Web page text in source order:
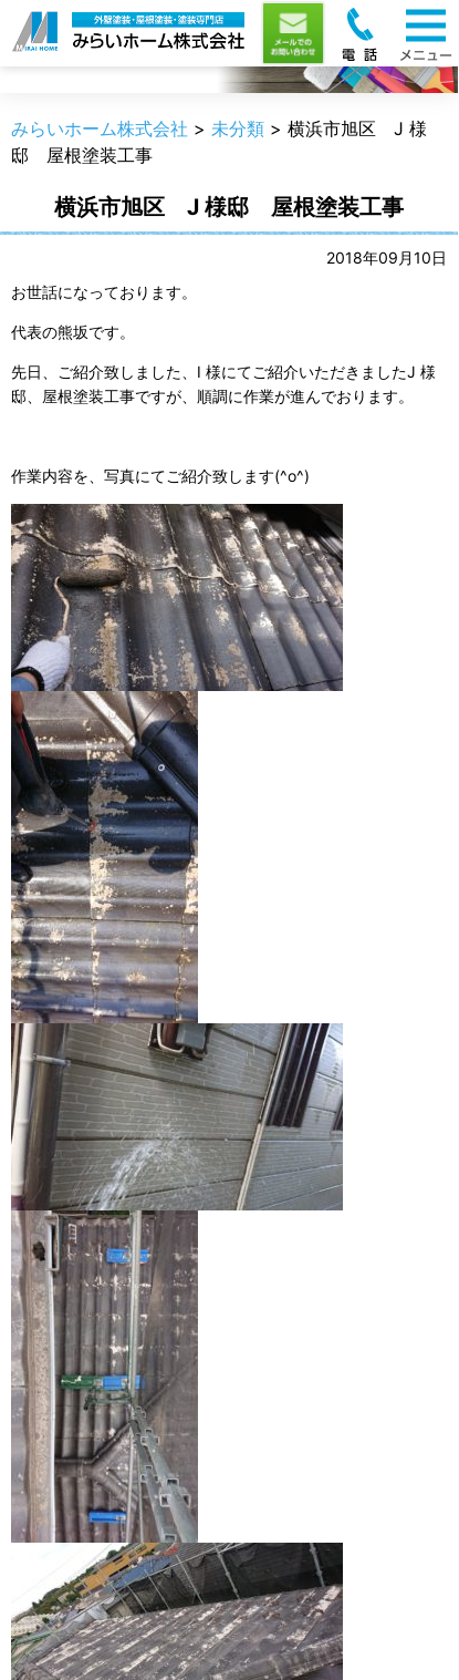
職人のうんちく
みらいホーム株式会社 > 未分類 > 横浜市旭区 J 様
邸 屋根塗装工事
横浜市旭区 J 様邸 屋根塗装工事
2018年09月10日
お世話になっております。
代表の熊坂です。
先日、ご紹介致しました、I 様にてご紹介いただきましたJ 様
邸、屋根塗装工事ですが、順調に作業が進んでおります。
作業内容を、写真にてご紹介致します(^o^)